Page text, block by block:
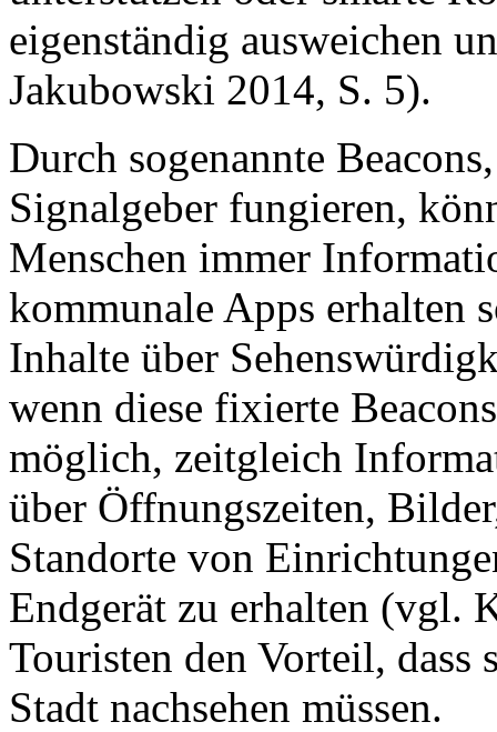
eigenständig ausweichen
Jakubowski 2014, S. 5).
Durch sogenannte
Signalgeber fungieren,
Menschen immer
kommunale Apps erhalten
Inhalte über
wenn diese fixierte
möglich, zeitgleich
über Öffnungszeiten,
Standorte von
Endgerät zu erhalten (vgl.
Touristen den Vorteil, dass
Stadt nachsehen müssen.